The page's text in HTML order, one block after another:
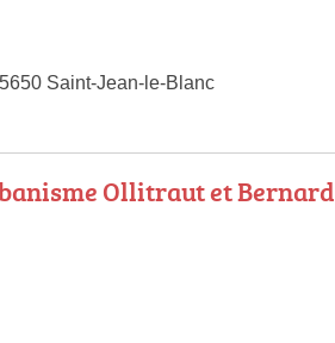
Saint-Jean-le-Blanc
Ollitraut et Bernard